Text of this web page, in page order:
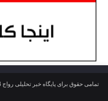
تمامی حقوق برای پایگاه خبر تحلیلی رواج 24 محفوظ می باشد.